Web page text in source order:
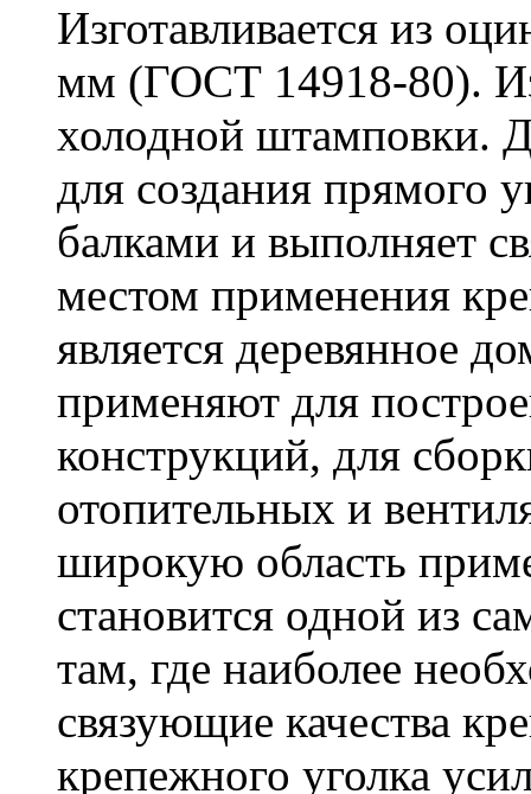
Изготавливается из
мм (ГОСТ 14918-80).
холодной штамповки.
для создания прямого
балками и выполняет
местом применения
является деревянное
применяют для
конструкций, для
отопительных и
широкую область
становится одной из
там, где наиболее
связующие качества
крепежного уголка